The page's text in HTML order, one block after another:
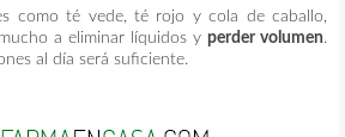
como té vede, té rojo y cola de caballo,
a eliminar líquidos y perder volumen.
al día será suficiente.